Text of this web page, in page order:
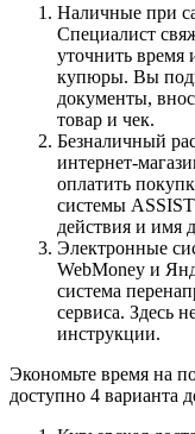
Наличные при
Специалист
уточнить время
купюры. Вы
документы,
товар и чек.
Безналичный
интернет-
оплатить
системы
действия и имя
Электронные
WebMoney и
система
сервиса. Здесь
инструкции.
Экономьте время на
доступно 4 варианта